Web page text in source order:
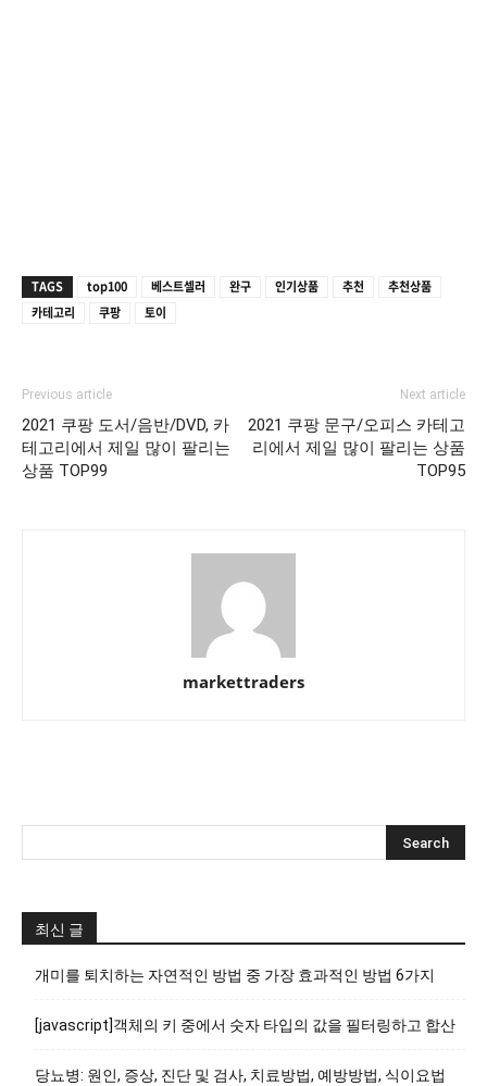
TAGS top100 베스트셀러 완구 인기상품 추천 추천상품
카테고리 쿠팡 토이
Previous article
2021 쿠팡 도서/음반/DVD, 카
테고리에서 제일 많이 팔리는
상품 TOP99
Next article
2021 쿠팡 문구/오피스 카테고
리에서 제일 많이 팔리는 상품
TOP95
markettraders
최신 글
개미를 퇴치하는 자연적인 방법 중 가장 효과적인 방법 6가지
[javascript]객체의 키 중에서 숫자 타입의 값을 필터링하고 합산
당뇨병: 원인, 증상, 진단 및 검사, 치료방법, 예방방법, 식이요법